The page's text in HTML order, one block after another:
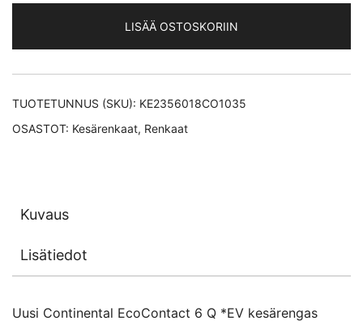
kesärengas
235/60-
18
määrä
LISÄÄ OSTOSKORIIN
TUOTETUNNUS (SKU): KE2356018CO1035
OSASTOT: Kesärenkaat, Renkaat
Kuvaus
Lisätiedot
Uusi Continental EcoContact 6 Q *EV kesärengas